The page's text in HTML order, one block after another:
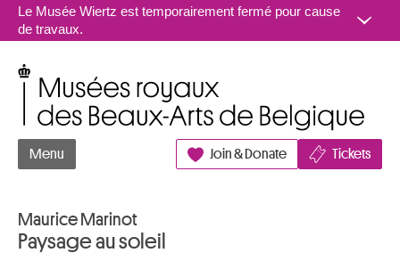
Aller au contenu
Le Musée Wiertz est temporairement fermé pour cause
de travaux.
Menu Join & Donate Tickets
Maurice Marinot
Paysage au soleil